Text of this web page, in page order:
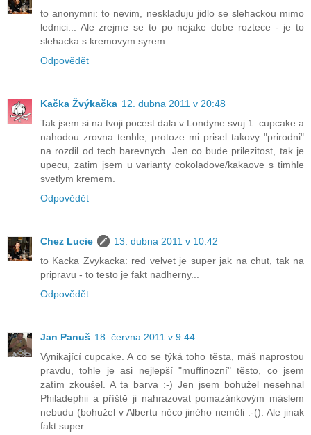
to anonymni: to nevim, neskladuju jidlo se slehackou mimo
lednici... Ale zrejme se to po nejake dobe roztece - je to
slehacka s kremovym syrem...
Odpovědět
Kačka Žvýkačka 12. dubna 2011 v 20:48
Tak jsem si na tvoji pocest dala v Londyne svuj 1. cupcake a
nahodou zrovna tenhle, protoze mi prisel takovy "prirodni"
na rozdil od tech barevnych. Jen co bude prilezitost, tak je
upecu, zatim jsem u varianty cokoladove/kakaove s timhle
svetlym kremem.
Odpovědět
Chez Lucie
13. dubna 2011 v 10:42
to Kacka Zvykacka: red velvet je super jak na chut, tak na
pripravu - to testo je fakt nadherny...
Odpovědět
Jan Panuš 18. června 2011 v 9:44
Vynikající cupcake. A co se týká toho těsta, máš naprostou
pravdu, tohle je asi nejlepší "muffinozní" těsto, co jsem
zatím zkoušel. A ta barva :-) Jen jsem bohužel nesehnal
Philadephii a příště ji nahrazovat pomazánkovým máslem
nebudu (bohužel v Albertu něco jiného neměli :-(). Ale jinak
fakt super.